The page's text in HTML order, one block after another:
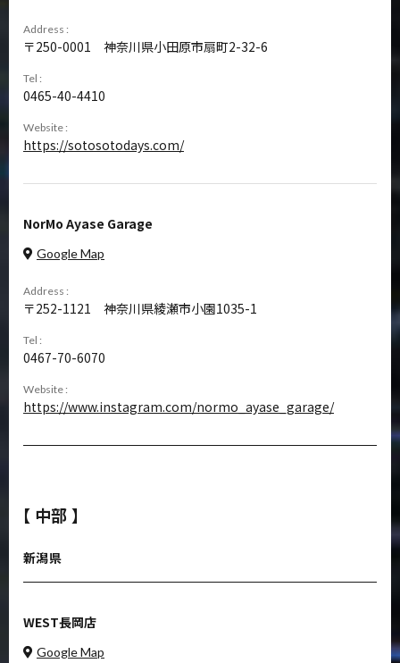
Address :
250-0001 神奈川県小田原市扇町2-32-6
Tel :
0465-40-4410
Website :
https://sotosotodays.com/
NorMo Ayase Garage
Google Map
Address :
252-1121 神奈川県綾瀬市小園1035-1
Tel :
0467-70-6070
Website :
https://www.instagram.com/normo_ayase_garage/
【 中部 】
新潟県
WEST長岡店
Google Map